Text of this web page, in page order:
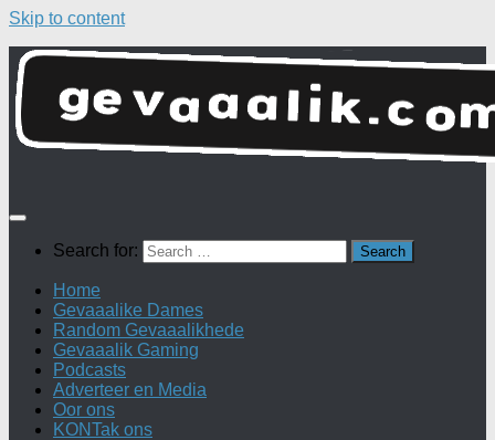
Skip to content
Search for:
Home
Gevaaalike Dames
Random Gevaaalikhede
Gevaaalik Gaming
Podcasts
Adverteer en Media
Oor ons
KONTak ons